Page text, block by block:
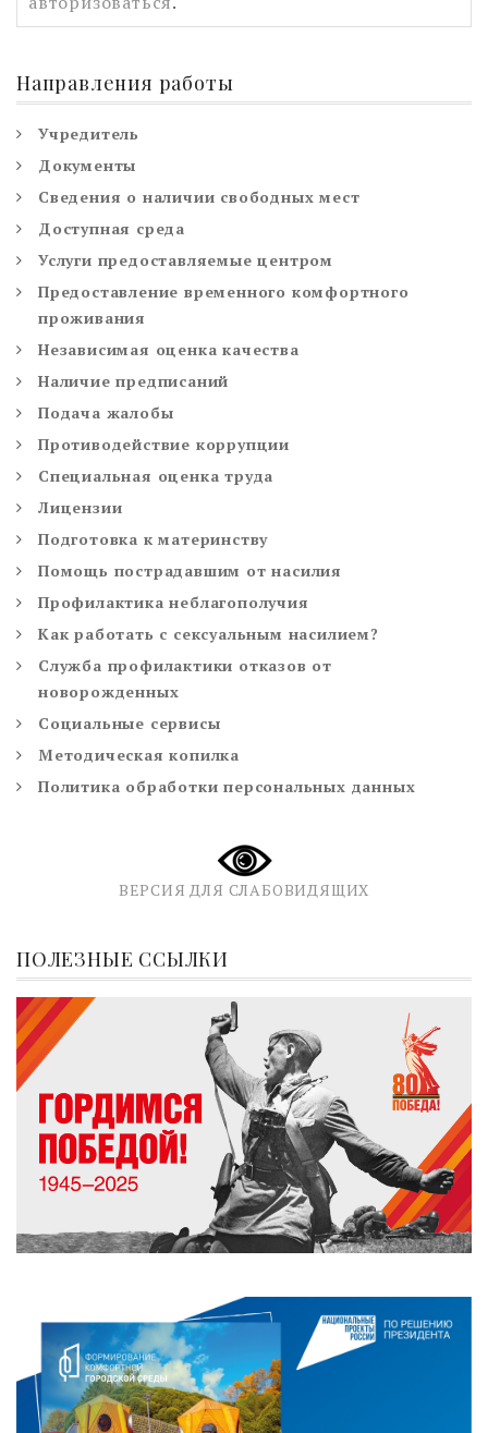
Направления работы
Учредитель
Документы
Сведения о наличии свободных мест
Доступная среда
Услуги предоставляемые центром
Предоставление временного комфортного
проживания
Независимая оценка качества
Наличие предписаний
Подача жалобы
Противодействие коррупции
Специальная оценка труда
Лицензии
Подготовка к материнству
Помощь пострадавшим от насилия
Профилактика неблагополучия
Как работать с сексуальным насилием?
Служба профилактики отказов от
новорожденных
Социальные сервисы
Методическая копилка
Политика обработки персональных данных
ВЕРСИЯ ДЛЯ СЛАБОВИДЯЩИХ
ПОЛЕЗНЫЕ ССЫЛКИ